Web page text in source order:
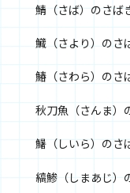
鯖（さば）のさば
鱵（さより）のさ
鰆（さわら）のさ
秋刀魚（さんま）
鱪（しいら）のさ
縞鯵（しまあじ）